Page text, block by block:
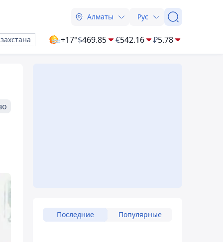
Алматы Рус
+17°$469.85 €542.16 ₽5.78
Последние Популярные